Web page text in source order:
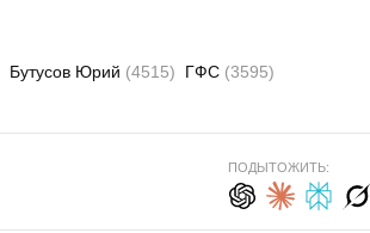
Бутусов Юрий (4515) ГФС (3595)
ПОДЫТОЖИТЬ: